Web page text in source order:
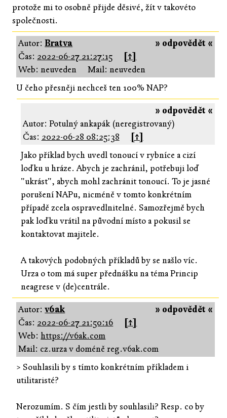
protože mi to osobně přijde děsivé, žít v takovéto
společnosti.
» odpovědět «
Autor:Bratva
Čas: 2022-06-27 21:27:15
[↑]
Web: neuveden
Mail: neuveden
U čeho přesněji nechceš ten 100% NAP?
» odpovědět «
Autor: Potulný ankapák (neregistrovaný)
Čas: 2022-06-28 08:25:38
[↑]
Jako příklad bych uvedl tonoucí v rybníce a cizí
loďku u hráze. Abych je zachránil, potřebuji loď
"ukrást", abych mohl zachránit tonoucí. To je jasné
porušení NAPu, nicméně v tomto konkrétním
případě zcela ospravedlnitelné. Samozřejmě bych
pak loďku vrátil na původní místo a pokusil se
kontaktovat majitele.
A takových podobných příkladů by se našlo víc.
Urza o tom má super přednášku na téma Princip
neagrese v (de)centrále.
» odpovědět «
Autor:v6ak
Čas: 2022-06-27 21:50:16
[↑]
Web:https://v6ak.com
Mail: cz.urza v doméně reg.v6ak.com
> Souhlasili by s tímto konkrétním příkladem i
utilitaristé?
Nerozumím. S čím jestli by souhlasili? Resp. co by